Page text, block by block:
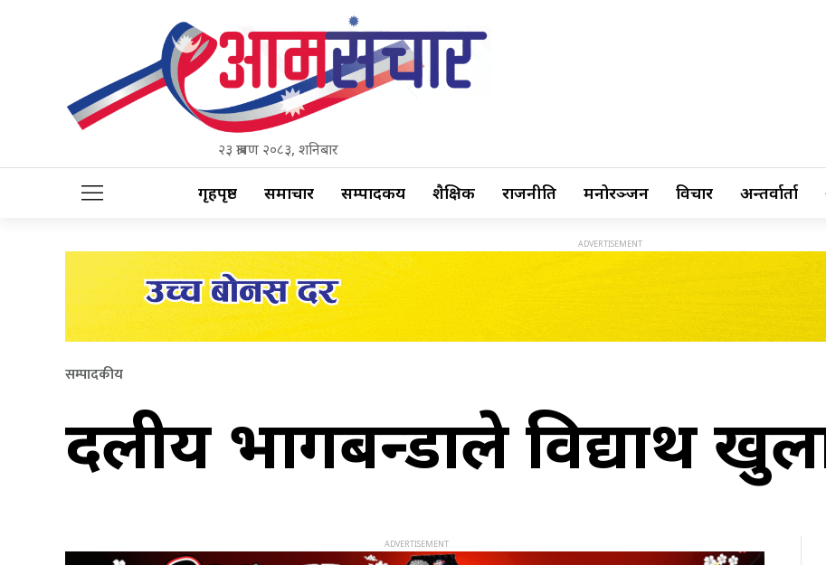
२३ श्रावण २०८३, शनिबार
गृहपृष्ठ समाचार सम्पादकीय शैक्षिक राजनीति मनोरञ्जन विचार अन्तर्वार्ता
सम्पादकीय
दलीय भागबन्डाले विद्यार्थी